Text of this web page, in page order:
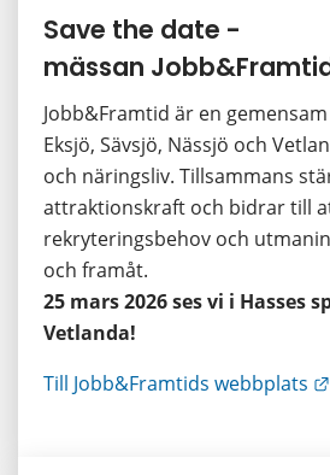
Save the date -
mässan
Jobb&Framtid är en
Eksjö, Sävsjö, Nässjö och
och näringsliv. Tillsammans
attraktionskraft och bidrar till
rekryteringsbehov och
och framåt.
25 mars 2026 ses vi i Hasses
Vetlanda!
Till Jobb&Framtids webbplats